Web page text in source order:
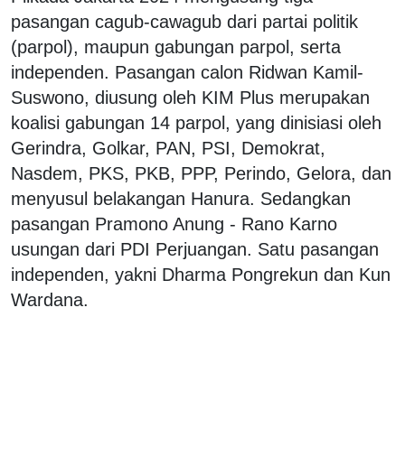
pasangan cagub-cawagub dari partai politik
(parpol), maupun gabungan parpol, serta
independen. Pasangan calon Ridwan Kamil-
Suswono, diusung oleh KIM Plus merupakan
koalisi gabungan 14 parpol, yang dinisiasi oleh
Gerindra, Golkar, PAN, PSI, Demokrat,
Nasdem, PKS, PKB, PPP, Perindo, Gelora, dan
menyusul belakangan Hanura. Sedangkan
pasangan Pramono Anung - Rano Karno
usungan dari PDI Perjuangan. Satu pasangan
independen, yakni Dharma Pongrekun dan Kun
Wardana.